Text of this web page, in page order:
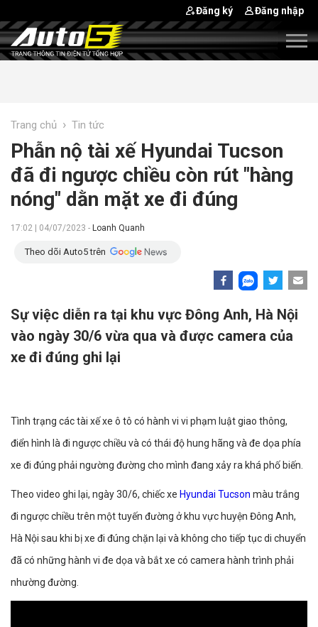
Đăng ký Đăng nhập
Trang chủ › Tin tức
Phẫn nộ tài xế Hyundai Tucson
đã đi ngược chiều còn rút "hàng
nóng" dằn mặt xe đi đúng
17:02 | 04/07/2023 - Loanh Quanh
Theo dõi Auto5 trên
Sự việc diễn ra tại khu vực Đông Anh, Hà Nội
vào ngày 30/6 vừa qua và được camera của
xe đi đúng ghi lại
Tình trạng các tài xế xe ô tô có hành vi vi phạm luật giao thông,
điển hình là đi ngược chiều và có thái độ hung hãng và đe dọa phía
xe đi đúng phải ngường đường cho mình đang xảy ra khá phố biến.
Theo video ghi lại, ngày 30/6, chiếc xe Hyundai Tucson màu trắng
đi ngược chiều trên một tuyến đường ở khu vực huyện Đông Anh,
Hà Nội sau khi bị xe đi đúng chặn lại và không cho tiếp tục di chuyển
đã có những hành vi đe dọa và bắt xe có camera hành trình phải
nhường đường.